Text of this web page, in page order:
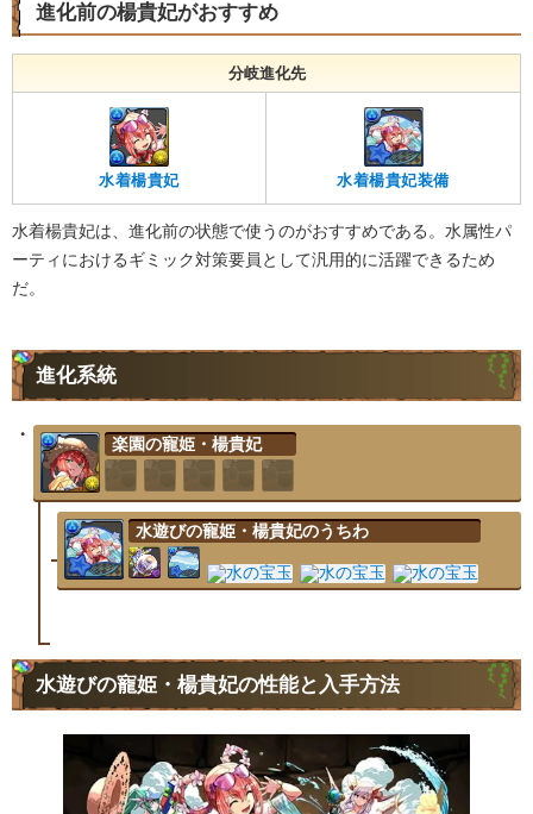
進化前の楊貴妃がおすすめ
分岐進化先
水着楊貴妃 水着楊貴妃装備
水着楊貴妃は、進化前の状態で使うのがおすすめである。水属性パ
ーティにおけるギミック対策要員として汎用的に活躍できるため
だ。
進化系統
楽園の寵姫・楊貴妃
水遊びの寵姫・楊貴妃のうちわ
水遊びの寵姫・楊貴妃の性能と入手方法